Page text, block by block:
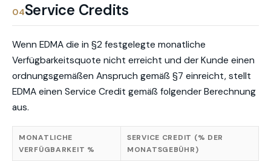
04Service Credits
Wenn EDMA die in §2 festgelegte monatliche
Verfügbarkeitsquote nicht erreicht und der Kunde einen
ordnungsgemäßen Anspruch gemäß §7 einreicht, stellt
EDMA einen Service Credit gemäß folgender Berechnung
aus.
MONATLICHE
VERFÜGBARKEIT %
SERVICE CREDIT (% DER
MONATSGEBÜHR)